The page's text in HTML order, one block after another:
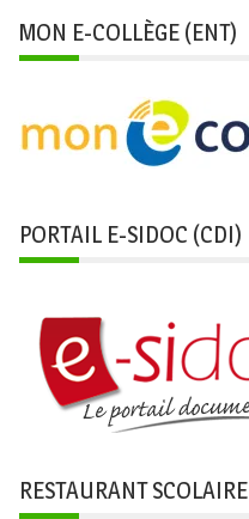
MON E-COLLÈGE (ENT)
PORTAIL E-SIDOC (CDI)
RESTAURANT SCOLAIRE